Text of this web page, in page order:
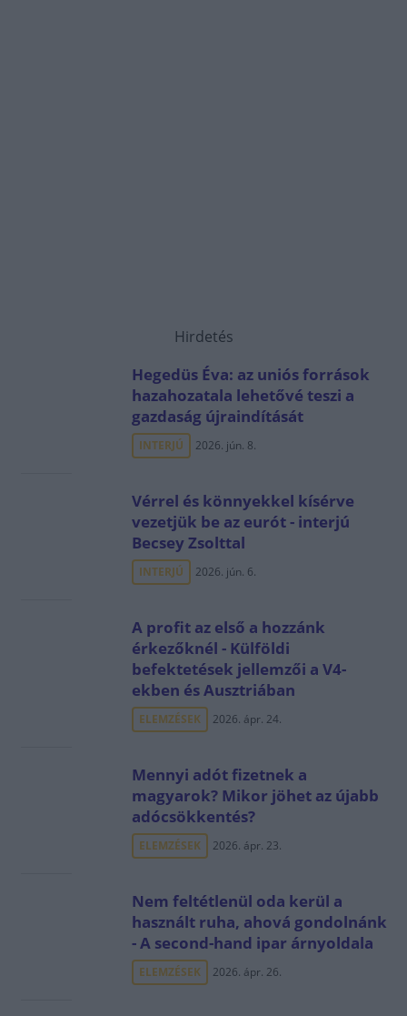
Hirdetés
Hegedüs Éva: az uniós források
hazahozatala lehetővé teszi a
gazdaság újraindítását
INTERJÚ 2026. jún. 8.
Vérrel és könnyekkel kísérve
vezetjük be az eurót - interjú
Becsey Zsolttal
INTERJÚ 2026. jún. 6.
A profit az első a hozzánk
érkezőknél - Külföldi
befektetések jellemzői a V4-
ekben és Ausztriában
ELEMZÉSEK 2026. ápr. 24.
Mennyi adót fizetnek a
magyarok? Mikor jöhet az újabb
adócsökkentés?
ELEMZÉSEK 2026. ápr. 23.
Nem feltétlenül oda kerül a
használt ruha, ahová gondolnánk
- A second-hand ipar árnyoldala
ELEMZÉSEK 2026. ápr. 26.